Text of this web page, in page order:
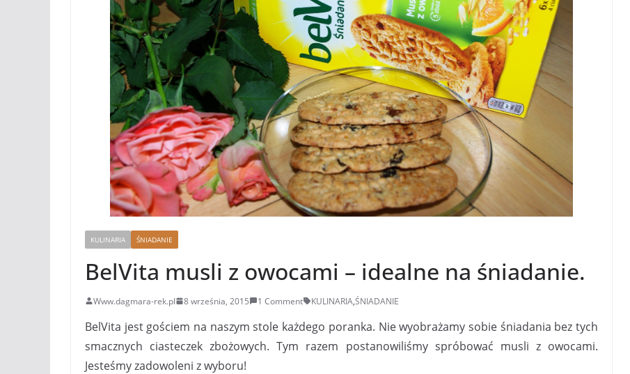
KULINARIA ŚNIADANIE
BelVita musli z owocami – idealne na śniadanie.
Www.dagmara-rek.pl 8 września, 2015 1 Comment KULINARIA,ŚNIADANIE
BelVita jest gościem na naszym stole każdego poranka. Nie wyobrażamy sobie śniadania bez tych
smacznych ciasteczek zbożowych. Tym razem postanowiliśmy spróbować musli z owocami.
Jesteśmy zadowoleni z wyboru!